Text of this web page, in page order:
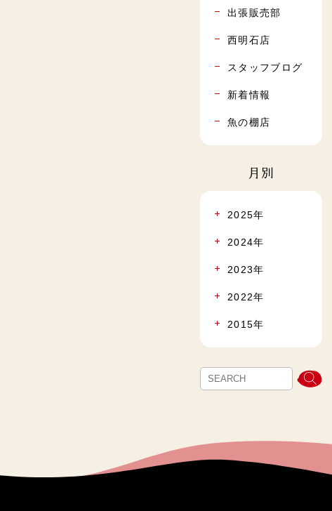
出張販売部
西明石店
スタッフブログ
新着情報
魚の棚店
月別
2025年
2024年
2023年
2022年
2015年